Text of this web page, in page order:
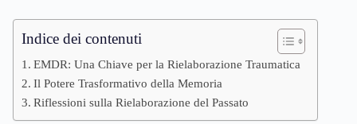
Indice dei contenuti
EMDR: Una Chiave per la Rielaborazione Traumatica
Il Potere Trasformativo della Memoria
Riflessioni sulla Rielaborazione del Passato